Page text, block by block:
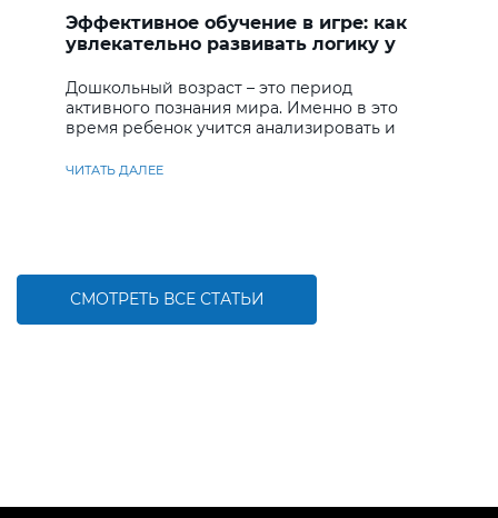
Эффективное обучение в игре: как
увлекательно развивать логику у
Дошкольный возраст – это период
активного познания мира. Именно в это
время ребенок учится анализировать и
ЧИТАТЬ ДАЛЕЕ
СМОТРЕТЬ ВСЕ СТАТЬИ